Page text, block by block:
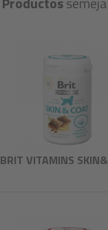
BRIT VITAMINS